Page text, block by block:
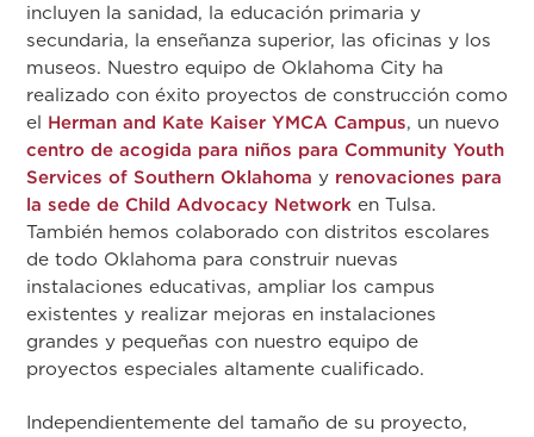
incluyen la sanidad, la educación primaria y
secundaria, la enseñanza superior, las oficinas y los
museos. Nuestro equipo de Oklahoma City ha
realizado con éxito proyectos de construcción como
el Herman and Kate Kaiser YMCA Campus, un nuevo
centro de acogida para niños para Community Youth
Services of Southern Oklahoma y renovaciones para
la sede de Child Advocacy Network en Tulsa.
También hemos colaborado con distritos escolares
de todo Oklahoma para construir nuevas
instalaciones educativas, ampliar los campus
existentes y realizar mejoras en instalaciones
grandes y pequeñas con nuestro equipo de
proyectos especiales altamente cualificado.
Independientemente del tamaño de su proyecto,